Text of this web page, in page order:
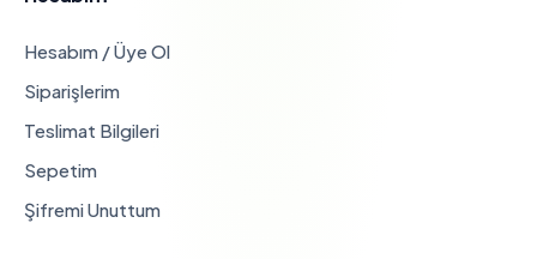
Hesabım / Üye Ol
Siparişlerim
Teslimat Bilgileri
Sepetim
Şifremi Unuttum